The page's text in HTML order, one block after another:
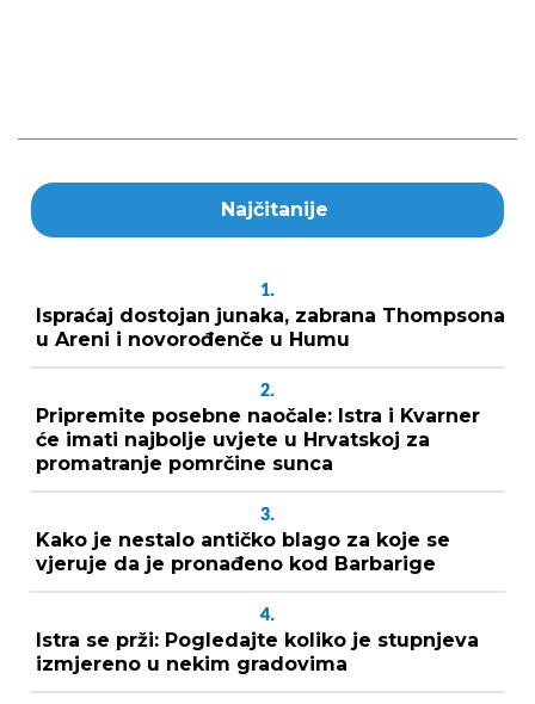
Najčitanije
1.
Ispraćaj dostojan junaka, zabrana Thompsona
u Areni i novorođenče u Humu
2.
Pripremite posebne naočale: Istra i Kvarner
će imati najbolje uvjete u Hrvatskoj za
promatranje pomrčine sunca
3.
Kako je nestalo antičko blago za koje se
vjeruje da je pronađeno kod Barbarige
4.
Istra se prži: Pogledajte koliko je stupnjeva
izmjereno u nekim gradovima